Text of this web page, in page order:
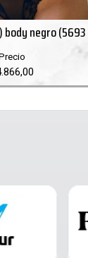
body negro (5693